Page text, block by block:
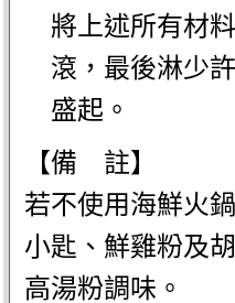
將上述所有材
滾，最後淋少
盛起。
【備 註】
若不使用海鮮火
小匙、鮮雞粉及
高湯粉調味。